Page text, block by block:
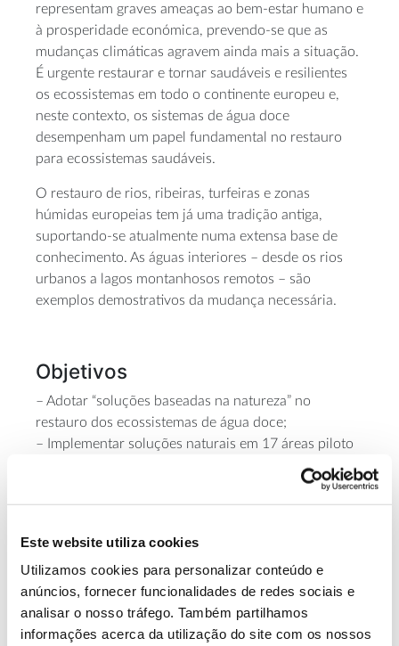
Este website utiliza cookies
Utilizamos cookies para personalizar conteúdo e
anúncios, fornecer funcionalidades de redes sociais e
analisar o nosso tráfego. Também partilhamos
informações acerca da utilização do site com os nossos
representam graves ameaças ao bem-estar humano e
à prosperidade económica, prevendo-se que as
mudanças climáticas agravem ainda mais a situação.
É urgente restaurar e tornar saudáveis e resilientes
os ecossistemas em todo o continente europeu e,
neste contexto, os sistemas de água doce
desempenham um papel fundamental no restauro
para ecossistemas saudáveis.
O restauro de rios, ribeiras, turfeiras e zonas
húmidas europeias tem já uma tradição antiga,
suportando-se atualmente numa extensa base de
conhecimento. As águas interiores – desde os rios
urbanos a lagos montanhosos remotos – são
exemplos demostrativos da mudança necessária.
Objetivos
– Adotar “soluções baseadas na natureza” no
restauro dos ecossistemas de água doce;
– Implementar soluções naturais em 17 áreas piloto
localizadas por toda a Europa, criando “pegadas
azuis” para o sucesso do restauro dos sistemas de
água doce. Em Portugal, o estudo foca uma área do
do Município de Ponte de Lima (Lima);
– Produzir ferramentas online para apoiar diferentes
agentes – gestores ambientais, investigadores,
decisores – na concretização dos projetos de
restauro dos sistemas de água doce;